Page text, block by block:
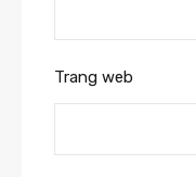
Trang web